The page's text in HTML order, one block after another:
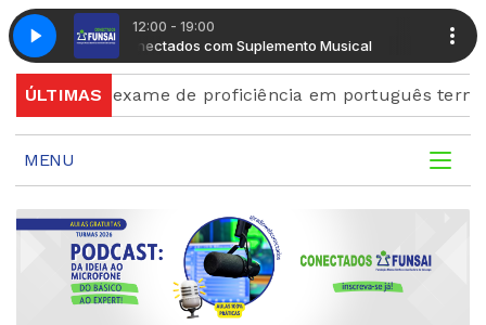
12:00 - 19:00
Radio Conectados com Suplemento Musical Radio
ÚLTIMAS
exame de proficiência em português terminam
MENU